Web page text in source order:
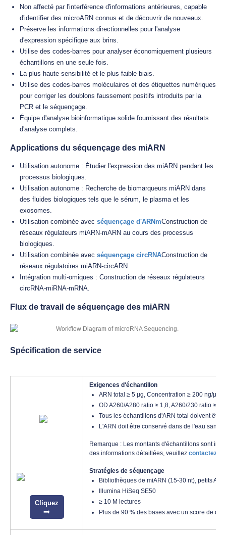
Non affecté par l'interférence d'informations antérieures, capable
d'identifier des microARN connus et de découvrir de nouveaux.
Préserve les informations directionnelles pour l'analyse
d'expression spécifique aux brins.
Utilise des codes-barres pour analyser économiquement plusieurs
échantillons en une seule fois.
La plus haute sensibilité et le plus faible biais.
Utilise des codes-barres moléculaires et des étiquettes numériques
pour corriger les doublons faussement positifs introduits par la
PCR et le séquençage.
Équipe d'analyse bioinformatique solide fournissant des résultats
d'analyse complets.
Applications du séquençage des miARN
Utilisation autonome : Étudier l'expression des miARN pendant les
processus biologiques.
Utilisation autonome : Recherche de biomarqueurs miARN dans
des fluides biologiques tels que le sérum, le plasma et les
exosomes.
Utilisation combinée avec séquençage d'ARNmConstruction de
réseaux régulateurs miARN-mARN au cours des processus
biologiques.
Utilisation combinée avec séquençage circRNAConstruction de
réseaux régulatoires miARN-circARN.
Intégration multi-omiques : Construction de réseaux régulateurs
circRNA-miRNA-mRNA.
Flux de travail de séquençage des miARN
Spécification de service
Exigences d'échantillon
ARN total ≥ 5 µg, Concentration ≥ 200 ng/µl
OD A260/A280 ratio ≥ 1,8, A260/230 ratio ≥
Tous les échantillons d'ARN total doivent être
L'ARN doit être conservé dans de l'eau sans
Remarque : Les montants d'échantillons sont
des informations détaillées, veuillez contactez-
Cliquez
Stratégies de séquençage
Bibliothèques de miARN (15-30 nt), petits
Illumina HiSeq SE50
≥ 10 M lectures
Plus de 90 % des bases avec un score de